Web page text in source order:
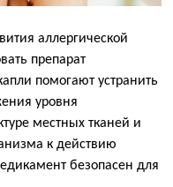
аллергической
препарат
помогают устранить
уровня
местных тканей и
к действию
безопасен для